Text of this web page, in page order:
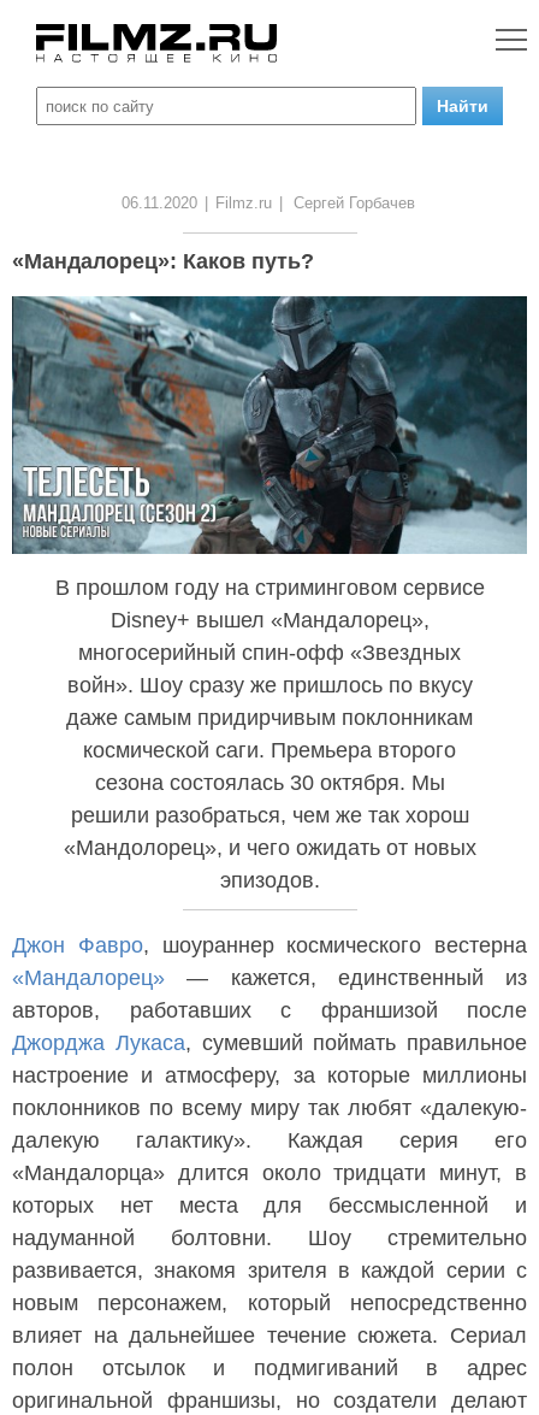
06.11.2020 Filmz.ru Сергей Горбачев
«Мандалорец»: Каков путь?
В прошлом году на стриминговом сервисе
Disney+ вышел «Мандалорец»,
многосерийный спин-офф «Звездных
войн». Шоу сразу же пришлось по вкусу
даже самым придирчивым поклонникам
космической саги. Премьера второго
сезона состоялась 30 октября. Мы
решили разобраться, чем же так хорош
«Мандолорец», и чего ожидать от новых
эпизодов.
Джон Фавро, шоураннер космического вестерна
«Мандалорец» — кажется, единственный из
авторов, работавших с франшизой после
Джорджа Лукаса, сумевший поймать правильное
настроение и атмосферу, за которые миллионы
поклонников по всему миру так любят «далекую-
далекую галактику». Каждая серия его
«Мандалорца» длится около тридцати минут, в
которых нет места для бессмысленной и
надуманной болтовни. Шоу стремительно
развивается, знакомя зрителя в каждой серии с
новым персонажем, который непосредственно
влияет на дальнейшее течение сюжета. Сериал
полон отсылок и подмигиваний в адрес
оригинальной франшизы, но создатели делают